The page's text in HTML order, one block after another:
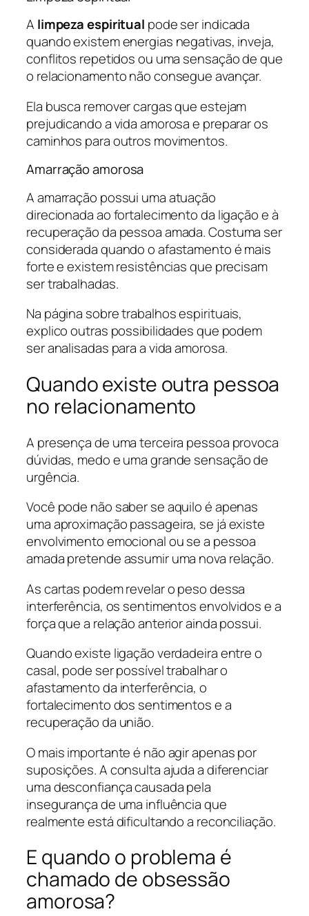
A limpeza espiritual pode ser indicada
quando existem energias negativas, inveja,
conflitos repetidos ou uma sensação de que
o relacionamento não consegue avançar.
Ela busca remover cargas que estejam
prejudicando a vida amorosa e preparar os
caminhos para outros movimentos.
Amarração amorosa
A amarração possui uma atuação
direcionada ao fortalecimento da ligação e à
recuperação da pessoa amada. Costuma ser
considerada quando o afastamento é mais
forte e existem resistências que precisam
ser trabalhadas.
Na página sobretrabalhos espirituais,
explico outras possibilidades que podem
ser analisadas para a vida amorosa.
Quando existe outra pessoa
no relacionamento
A presença de uma terceira pessoa provoca
dúvidas, medo e uma grande sensação de
urgência.
Você pode não saber se aquilo é apenas
uma aproximação passageira, se já existe
envolvimento emocional ou se a pessoa
amada pretende assumir uma nova relação.
As cartas podem revelar o peso dessa
interferência, os sentimentos envolvidos e a
força que a relação anterior ainda possui.
Quando existe ligação verdadeira entre o
casal, pode ser possível trabalhar o
afastamento da interferência, o
fortalecimento dos sentimentos e a
recuperação da união.
O mais importante é não agir apenas por
suposições. A consulta ajuda a diferenciar
uma desconfiança causada pela
insegurança de uma influência que
realmente está dificultando a reconciliação.
E quando o problema é
chamado de obsessão
amorosa?